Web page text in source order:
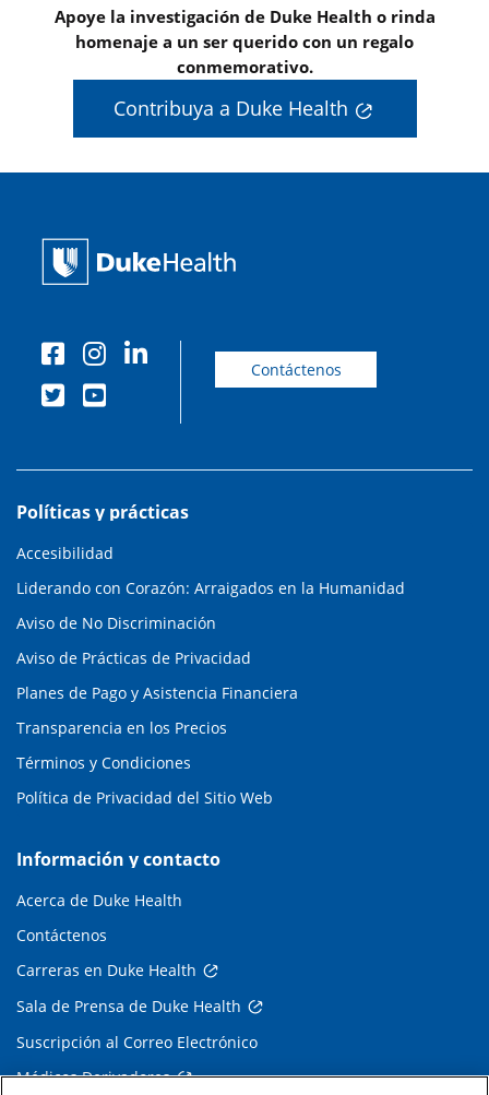
Apoye la investigación de Duke Health o rinda
homenaje a un ser querido con un regalo
conmemorativo.
Contribuya a Duke Health
Contáctenos
Políticas y prácticas
Accesibilidad
Liderando con Corazón: Arraigados en la Humanidad
Aviso de No Discriminación
Aviso de Prácticas de Privacidad
Planes de Pago y Asistencia Financiera
Transparencia en los Precios
Términos y Condiciones
Política de Privacidad del Sitio Web
Información y contacto
Acerca de Duke Health
Contáctenos
Carreras en Duke Health
Sala de Prensa de Duke Health
Suscripción al Correo Electrónico
Médicos Derivadores